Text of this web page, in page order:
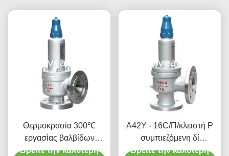
Θερμοκρασία 300℃
εργασίας βαλβίδων
σταθμών παραγωγής
Βρείτε την καλύτερη
A42Y - 16C/Π/κλειστή Ρ
συμπιεζόμενη δί
ελατηρίου βαλβίδα
Βρείτε την καλύτερη